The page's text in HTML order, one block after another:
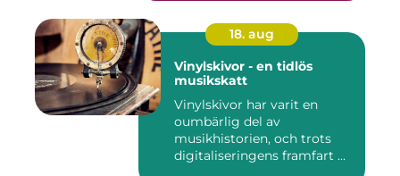
18. aug
Vinylskivor - en tidlös
musikskatt
Vinylskivor har varit en
oumbärlig del av
musikhistorien, och trots
digitaliseringens framfart ...